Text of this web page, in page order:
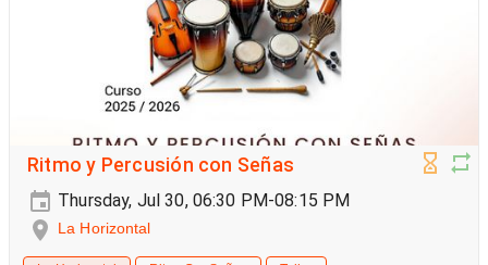
Ritmo y Percusión con Señas
Thursday, Jul 30, 06:30 PM-08:15 PM
La Horizontal